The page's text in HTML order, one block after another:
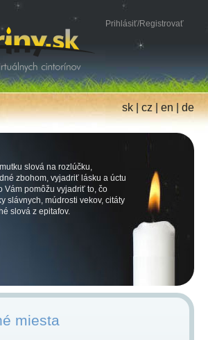
Prihlásiť/Registrovať
sk|cz|en|de
slová na rozlúčku,
zbohom, vyjadriť lásku a úctu
Vám pomôžu vyjadriť to, čo
slávnych, múdrosti vekov, citáty
slová z epitafov.
miesta